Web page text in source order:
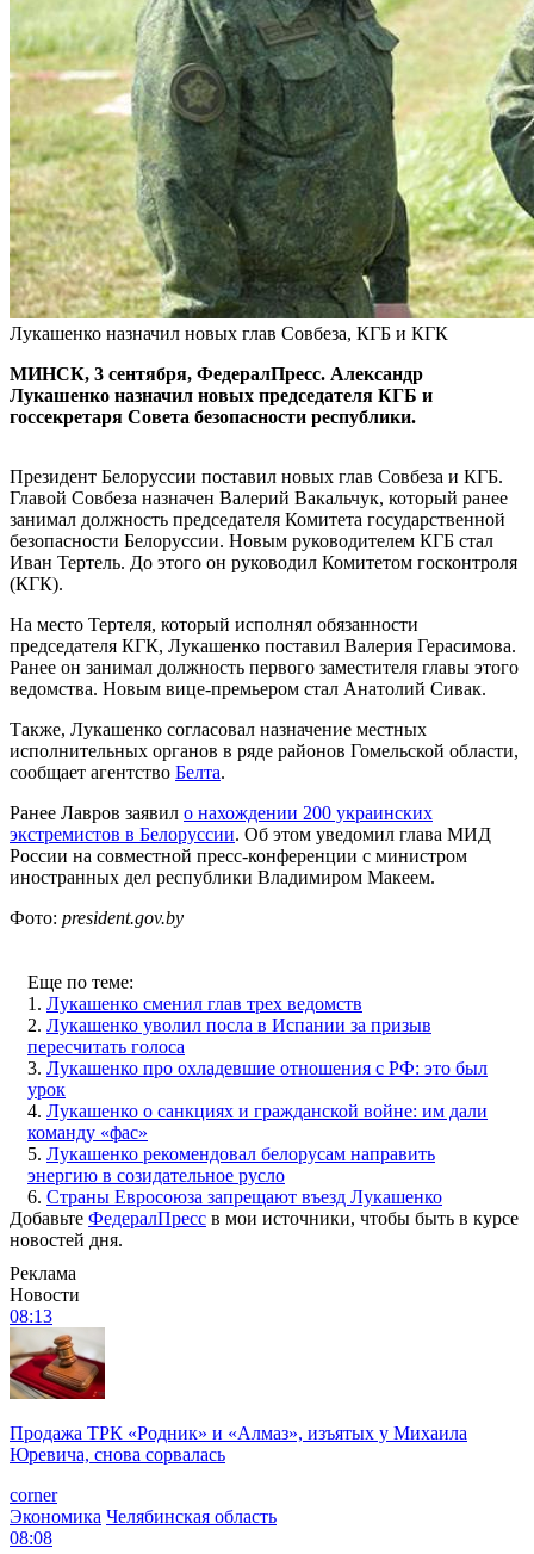
Лукашенко назначил новых глав Совбеза, КГБ и КГК
МИНСК, 3 сентября, ФедералПресс. Александр
Лукашенко назначил новых председателя КГБ и
госсекретаря Совета безопасности республики.
Президент Белоруссии поставил новых глав Совбеза и КГБ.
Главой Совбеза назначен Валерий Вакальчук, который ранее
занимал должность председателя Комитета государственной
безопасности Белоруссии. Новым руководителем КГБ стал
Иван Тертель. До этого он руководил Комитетом госконтроля
(КГК).
На место Тертеля, который исполнял обязанности
председателя КГК, Лукашенко поставил Валерия Герасимова.
Ранее он занимал должность первого заместителя главы этого
ведомства. Новым вице-премьером стал Анатолий Сивак.
Также, Лукашенко согласовал назначение местных
исполнительных органов в ряде районов Гомельской области,
сообщает агентство Белта.
Ранее Лавров заявил о нахождении 200 украинских
экстремистов в Белоруссии. Об этом уведомил глава МИД
России на совместной пресс-конференции с министром
иностранных дел республики Владимиром Макеем.
Фото: president.gov.by
Еще по теме:
1. Лукашенко сменил глав трех ведомств
2. Лукашенко уволил посла в Испании за призыв
пересчитать голоса
3. Лукашенко про охладевшие отношения с РФ: это был
урок
4. Лукашенко о санкциях и гражданской войне: им дали
команду «фас»
5. Лукашенко рекомендовал белорусам направить
энергию в созидательное русло
6. Страны Евросоюза запрещают въезд Лукашенко
Добавьте ФедералПресс в мои источники, чтобы быть в курсе
новостей дня.
Реклама
Новости
08:13
Продажа ТРК «Родник» и «Алмаз», изъятых у Михаила
Юревича, снова сорвалась
corner
Экономика Челябинская область
08:08